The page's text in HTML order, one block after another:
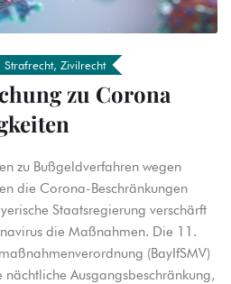
Strafrecht, Zivilrecht
zu Corona
zu Bußgeldverfahren wegen
die Corona-Beschränkungen
Staatsregierung verschärft
die Maßnahmen. Die 11.
(BayIfSMV)
Ausgangsbeschränkung,